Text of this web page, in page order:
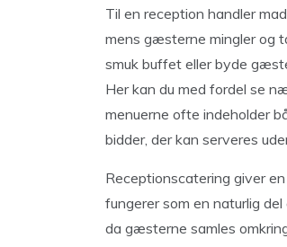
Til en reception handler
mens gæsterne mingler og
smuk buffet eller byde
Her kan du med fordel se
menuerne ofte indeholder
bidder, der kan serveres
Receptionscatering giver
fungerer som en naturlig
da gæsterne samles